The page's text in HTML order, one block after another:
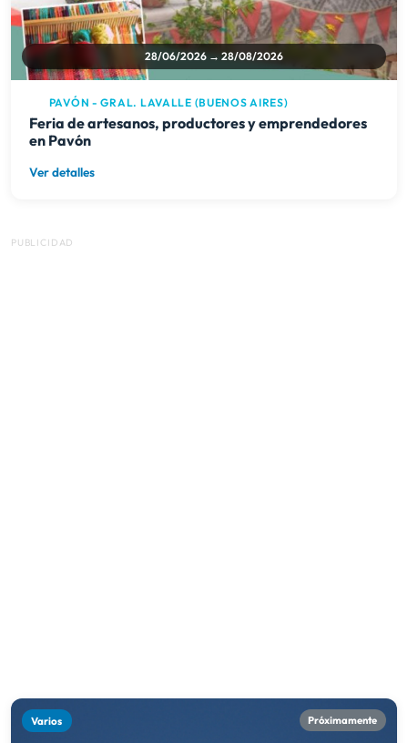
28/06/2026 → 28/08/2026
PAVÓN - GRAL. LAVALLE (BUENOS AIRES)
Feria de artesanos, productores y emprendedores
en Pavón
Ver detalles
PUBLICIDAD
Varios Próximamente